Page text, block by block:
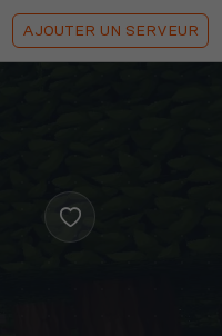
AJOUTER UN SERVEUR